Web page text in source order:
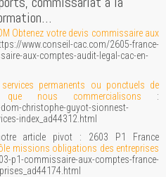
Obtenez votre devis commissaire aux
www.conseil-cac.com/2605-france-
aux-comptes-audit-legal-cac-en-
services permanents ou ponctuels de
nous commercialisons :
christophe-guyot-sionnest-
index_ad44312.html
article pivot : 2603 P1 France
missions obligations des entreprises
p1-commissaire-aux-comptes-france-